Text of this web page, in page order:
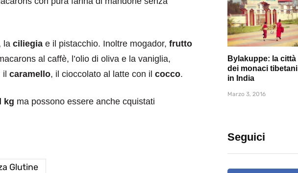
la ciliegia e il pistacchio. Inoltre mogador, frutto
al caffè, l’olio di oliva e la vaniglia,
il caramello, il cioccolato al latte con il cocco.
kg ma possono essere anche cquistati
Glutine
Bylakuppe: la città
dei monaci tibetani
in India
Marzo 3, 2016
Seguici